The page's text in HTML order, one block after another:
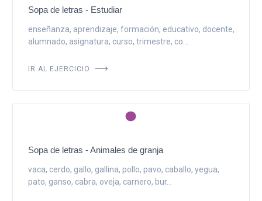
Sopa de letras - Estudiar
enseñanza, aprendizaje, formación, educativo, docente,
alumnado, asignatura, curso, trimestre, co...
IR AL EJERCICIO
Sopa de letras - Animales de granja
vaca, cerdo, gallo, gallina, pollo, pavo, caballo, yegua,
pato, ganso, cabra, oveja, carnero, bur...